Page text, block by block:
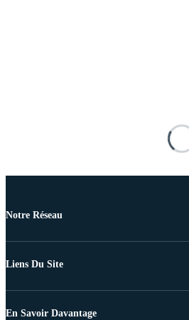
Notre Réseau
Liens Du Site
En Savoir Davantage